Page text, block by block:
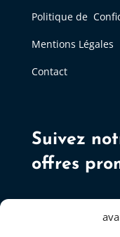
Politique de
Mentions Légales
Contact
Suivez
offres